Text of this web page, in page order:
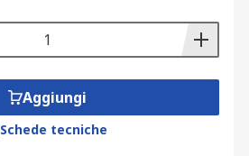
Aggiungi
Schede tecniche